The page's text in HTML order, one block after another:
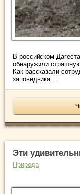
В российском
обнаружили
Как рассказали
заповедника ...
Эти
Природа